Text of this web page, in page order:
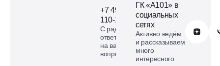
+7 499
110-18-73
С радостью
ответим
на ваши
вопросы
Обратиться в А101
ГК «А101» в
социальных
сетях
Активно ведём
и рассказываем
много
интересного